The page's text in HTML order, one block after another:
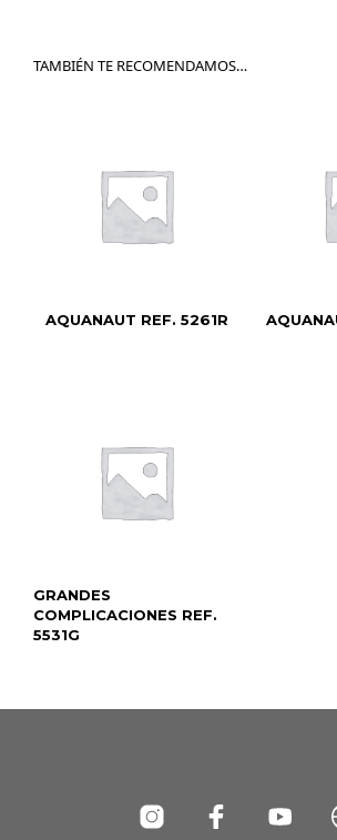
TAMBIÉN TE RECOMENDAMOS…
AQUANAUT REF. 5261R
GRANDES
COMPLICACIONES REF.
5531G